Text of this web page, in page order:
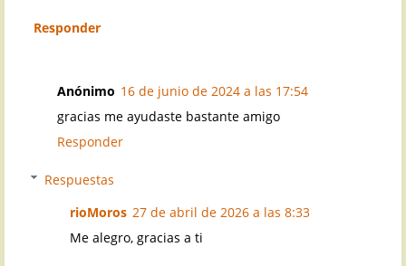
Responder
Anónimo 16 de junio de 2024 a las 17:54
gracias me ayudaste bastante amigo
Responder
Respuestas
rioMoros 27 de abril de 2026 a las 8:33
Me alegro, gracias a ti